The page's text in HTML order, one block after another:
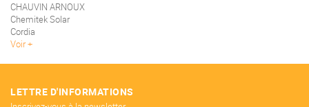
CHAUVIN ARNOUX
Chemitek Solar
Cordia
Voir
LETTRE D'INFORMATIONS